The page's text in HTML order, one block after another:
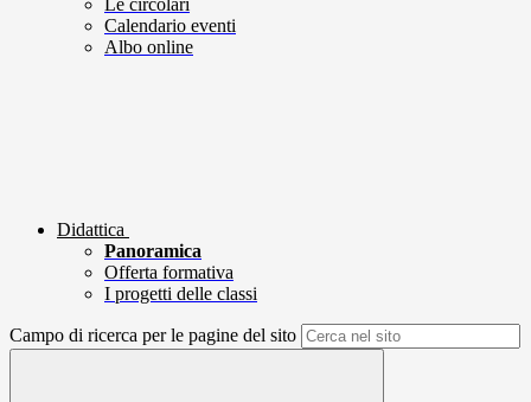
Le circolari
Calendario eventi
Albo online
Didattica
Panoramica
Offerta formativa
I progetti delle classi
Campo di ricerca per le pagine del sito